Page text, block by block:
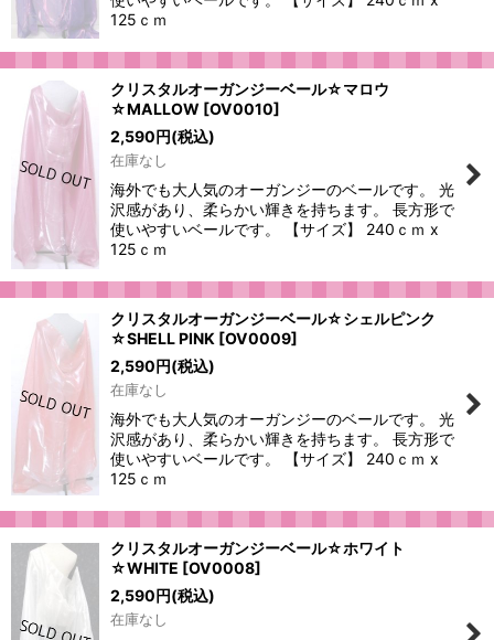
125ｃｍ
クリスタルオーガンジーベール☆マロウ
☆MALLOW [OV0010]
2,590円(税込)
在庫なし
海外でも大人気のオーガンジーのベールです。 光
沢感があり、柔らかい輝きを持ちます。 長方形で
使いやすいベールです。 【サイズ】 240ｃｍ x
125ｃｍ
クリスタルオーガンジーベール☆シェルピンク
☆SHELL PINK [OV0009]
2,590円(税込)
在庫なし
海外でも大人気のオーガンジーのベールです。 光
沢感があり、柔らかい輝きを持ちます。 長方形で
使いやすいベールです。 【サイズ】 240ｃｍ x
125ｃｍ
クリスタルオーガンジーベール☆ホワイト
☆WHITE [OV0008]
2,590円(税込)
在庫なし